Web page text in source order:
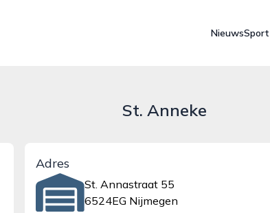
NieuwsSport
St. Anneke
Adres
St. Annastraat 55
6524EG Nijmegen